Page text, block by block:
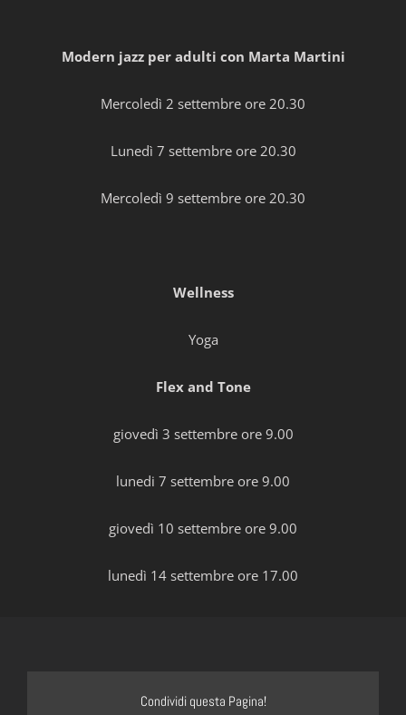
Modern jazz per adulti con Marta Martini
Mercoledì 2 settembre ore 20.30
Lunedì 7 settembre ore 20.30
Mercoledì 9 settembre ore 20.30
Wellness
Yoga
Flex and Tone
giovedì 3 settembre ore 9.00
lunedi 7 settembre ore 9.00
giovedì 10 settembre ore 9.00
lunedì 14 settembre ore 17.00
Condividi questa Pagina!